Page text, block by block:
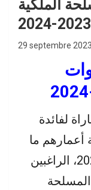
الملكية
2023-2024
29 septembre 2023
لفائدة
أعمارهم ما
بين 18 و22 سنة لغاية 01 يناير 2024، الراغبين